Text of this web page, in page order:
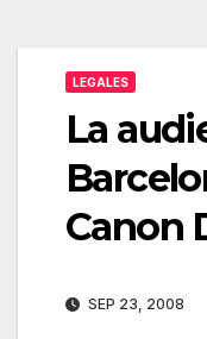
LEGALES
La
Canon
SEP 23, 2008